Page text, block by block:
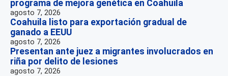
programa de mejora genética en Coahuila
agosto 7, 2026
Coahuila listo para exportación gradual de
ganado a EEUU
agosto 7, 2026
Presentan ante juez a migrantes involucrados en
riña por delito de lesiones
agosto 7, 2026